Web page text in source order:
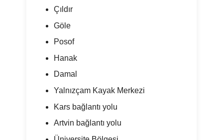
Çıldır
Göle
Posof
Hanak
Damal
Yalnızçam Kayak Merkezi
Kars bağlantı yolu
Artvin bağlantı yolu